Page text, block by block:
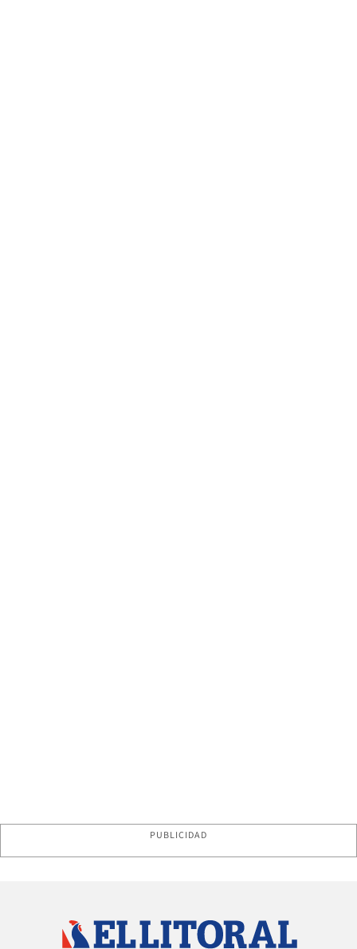
PUBLICIDAD